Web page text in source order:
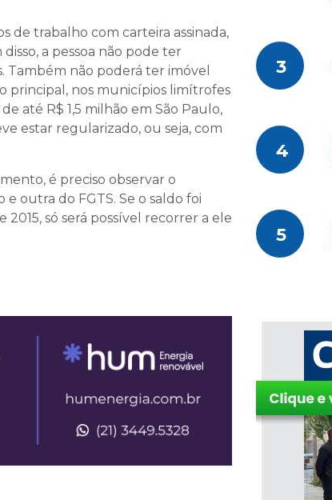
de trabalho com carteira assinada,
a pessoa não pode ter
não poderá ter imóvel
principal, nos municípios limítrofes
até R$ 1,5 milhão em São Paulo,
estar regularizado, ou seja, com
é preciso observar o
outra do FGTS. Se o saldo foi
só será possível recorrer a ele
3
4
5